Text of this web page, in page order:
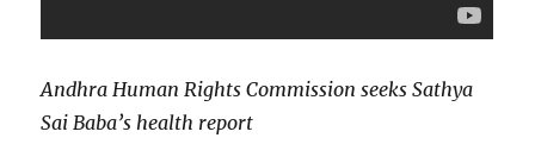
Andhra Human Rights Commission seeks Sathya
Sai Baba’s health report